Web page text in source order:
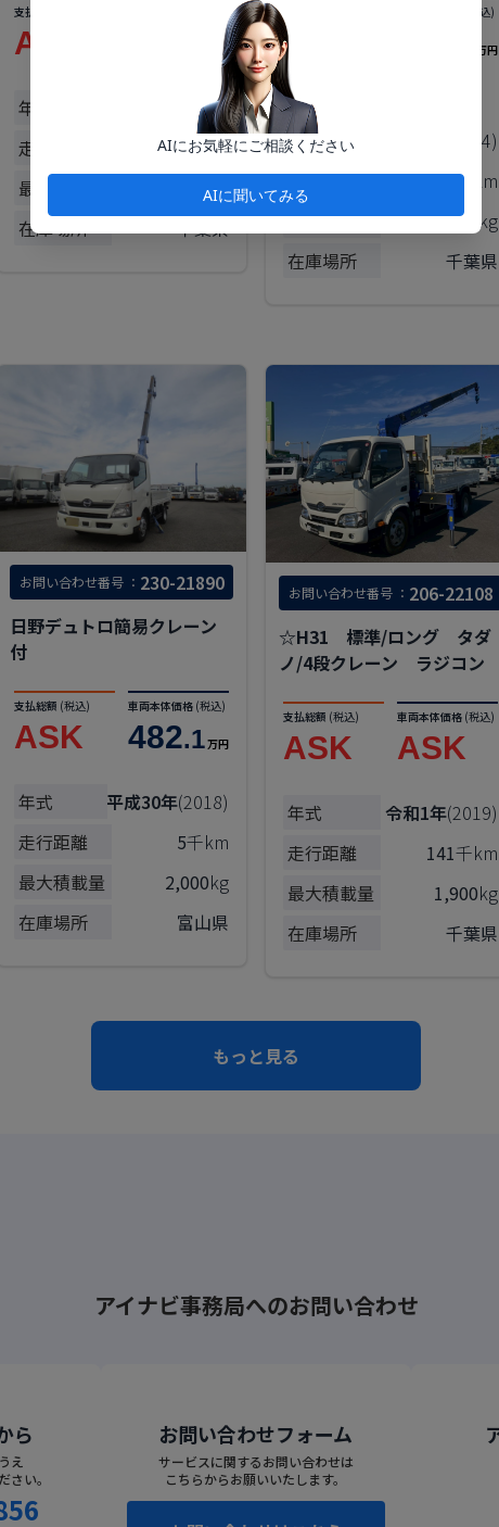
支払総額
ASK 万円
年式
(2014)
走行距離
207千km
最大積載量
3,000kg
在庫場所
千葉県
616
（諸費用34.6万円含
む）
(税込)
万円
年式
(2014)
走行距離
172千km
最大積載量
3,550 kg
在庫場所
千葉県
お問い合わせ番号 ： 230-21890
日野デュトロ簡易クレーン
付
支払総額 (税込)
ASK
車両本体価格 (税込)
482.1万円
年式 平成30年(2018)
走行距離
5千km
最大積載量
2,000kg
在庫場所
富山県
お問い合わせ番号 ： 206-22108
☆H31 標準/ロング タダ
ノ/4段クレーン ラジコン
支払総額 (税込)
ASK
車両本体価格 (税込)
ASK
年式 令和1年(2019)
走行距離
141千km
最大積載量
1,900kg
在庫場所
千葉県
もっと見る
アイナビ事務局へのお問い合わせ
ら
え
さい。
お問い合わせフォーム
サービスに関するお問い合わせは
こちらからお願いいたします。
AIにお気軽にご相談ください
AIに聞いてみる